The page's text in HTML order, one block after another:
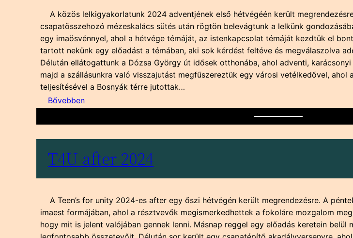
A közös lelkigyakorlatunk 2024 adventjének első hétvégéén került
csapatösszehozó mézeskalács sütés után rögtön belevágtunk a lelkünk
egy imaösvénnyel, ahol a hétvége témáját, az istenkapcsolat témáját kezdtük el
tartott nekünk egy előadást a témában, aki sok kérdést feltéve és megválaszolva
Délután ellátogattunk a Dózsa György út idősek otthonába, ahol adventi,
majd a szállásunkra való visszajutást megfűszereztük egy városi vetélkedővel, ahol
teljesítésével a Bosnyák térre jutottak…
Bővebben:
lelkigyakorlat
T4U after 2024
A Teen’s for unity 2024-es after egy őszi hétvégén került megrendezésre. A
imaest formájában, ahol a résztvevők megismerkedhettek a fokoláre mozgalom
hogy mit is jelent valójában gennek lenni. Másnap reggel egy előadás keretein